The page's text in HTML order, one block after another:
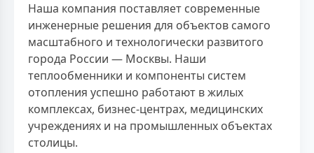
Наша компания поставляет современные
инженерные решения для объектов самого
масштабного и технологически развитого
города России — Москвы. Наши
теплообменники и компоненты систем
отопления успешно работают в жилых
комплексах, бизнес-центрах, медицинских
учреждениях и на промышленных объектах
столицы.